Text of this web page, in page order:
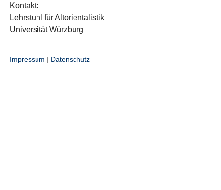
Kontakt:
Lehrstuhl für Altorientalistik
Universität Würzburg
Impressum | Datenschutz